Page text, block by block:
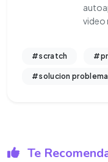
video
#scratch
#solucion
Te